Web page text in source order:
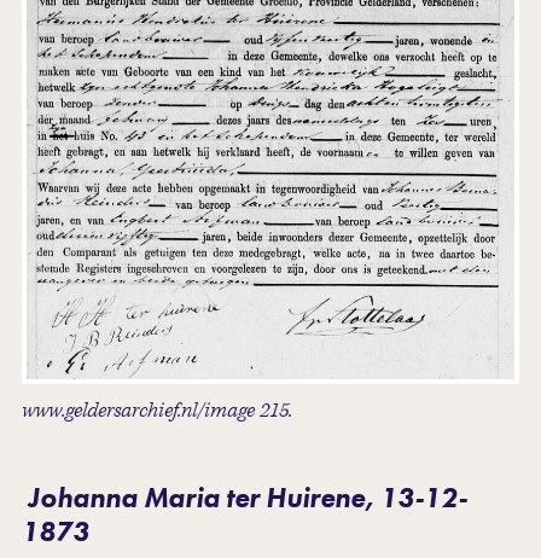
www.geldersarchief.nl/image 215.
Johanna Maria ter Huirene, 13-12-
1873